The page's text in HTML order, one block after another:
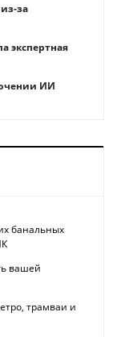
за
экспертная
ИИ
банальных
вашей
трамваи и